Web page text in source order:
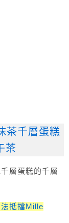
茶千層蛋糕
茶
層蛋糕的千層
抵擋Mille